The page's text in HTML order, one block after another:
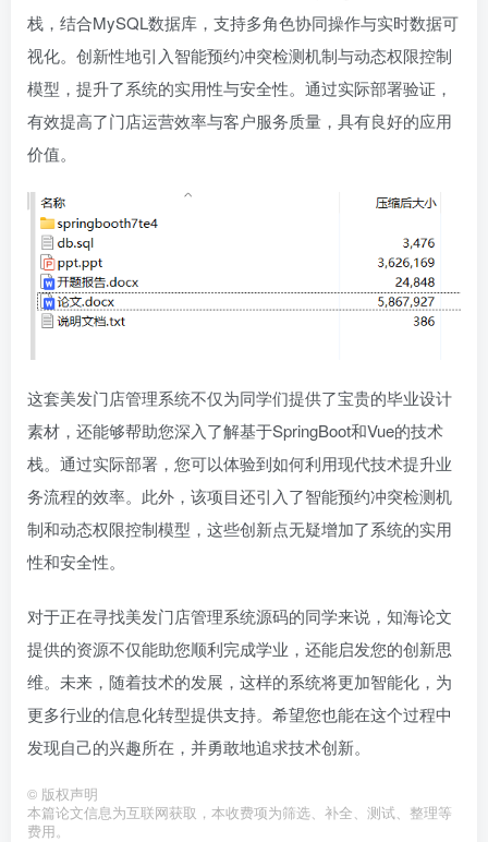
栈，结合MySQL数据库，支持多角色协同操作与实时数据可
视化。创新性地引入智能预约冲突检测机制与动态权限控制
模型，提升了系统的实用性与安全性。通过实际部署验证，
有效提高了门店运营效率与客户服务质量，具有良好的应用
价值。
这套美发门店管理系统不仅为同学们提供了宝贵的毕业设计
素材，还能够帮助您深入了解基于SpringBoot和Vue的技术
栈。通过实际部署，您可以体验到如何利用现代技术提升业
务流程的效率。此外，该项目还引入了智能预约冲突检测机
制和动态权限控制模型，这些创新点无疑增加了系统的实用
性和安全性。
对于正在寻找美发门店管理系统源码的同学来说，知海论文
提供的资源不仅能助您顺利完成学业，还能启发您的创新思
维。未来，随着技术的发展，这样的系统将更加智能化，为
更多行业的信息化转型提供支持。希望您也能在这个过程中
发现自己的兴趣所在，并勇敢地追求技术创新。
© 版权声明
本篇论文信息为互联网获取，本收费项为筛选、补全、测试、整理等
费用。